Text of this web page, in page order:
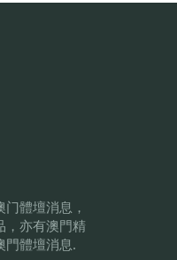
體壇消息，
，亦有澳門精
門體壇消息.